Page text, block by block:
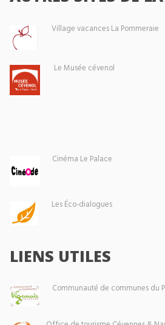
Village vacances La Pommeraie
Le Musée cévenol
Cinéma Le Palace
Les Éco-dialogues
LIENS UTILES
Communauté de communes du